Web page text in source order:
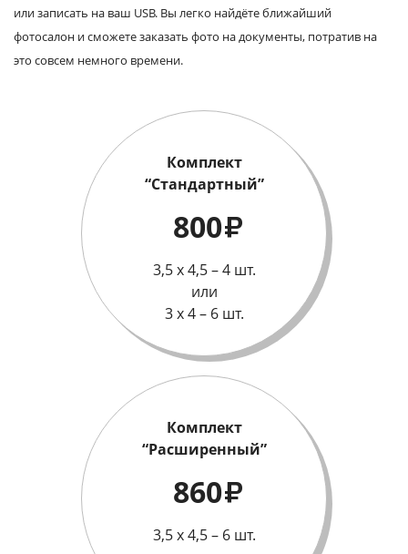
или записать на ваш USB. Вы легко найдёте ближайший
фотосалон и сможете заказать фото на документы, потратив на
это совсем немного времени.
Комплект
“Стандартный”
800₽
3,5 х 4,5 – 4 шт.
или
3 х 4 – 6 шт.
Комплект
“Расширенный”
860₽
3,5 х 4,5 – 6 шт.